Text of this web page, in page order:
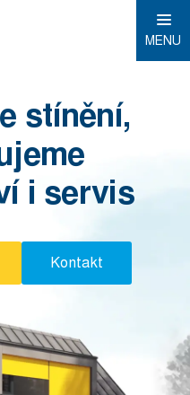
MENU
stínění,
i servis
Kontakt